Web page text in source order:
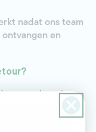
nadat ons team
en
na levering.
of